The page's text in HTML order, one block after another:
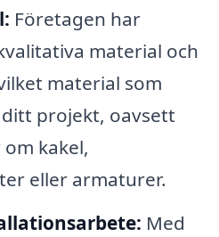
Företagen har
material och
material som
projekt, oavsett
kakel,
eller armaturer.
Med